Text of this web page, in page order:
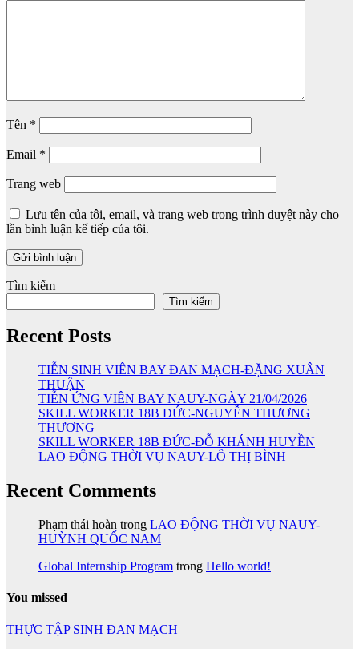
Tên *
Email *
Trang web
Lưu tên của tôi, email, và trang web trong trình duyệt này cho
lần bình luận kế tiếp của tôi.
Tìm kiếm
Tìm kiếm
Recent Posts
TIỄN SINH VIÊN BAY ĐAN MẠCH-ĐẶNG XUÂN
THUẬN
TIỄN ỨNG VIÊN BAY NAUY-NGÀY 21/04/2026
SKILL WORKER 18B ĐỨC-NGUYỄN THƯƠNG
THƯƠNG
SKILL WORKER 18B ĐỨC-ĐỖ KHÁNH HUYỀN
LAO ĐỘNG THỜI VỤ NAUY-LÔ THỊ BÌNH
Recent Comments
Phạm thái hoàn trong LAO ĐỘNG THỜI VỤ NAUY-
HUỲNH QUỐC NAM
Global Internship Program trong Hello world!
You missed
THỰC TẬP SINH ĐAN MẠCH